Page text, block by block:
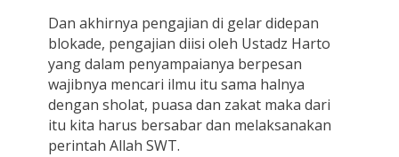
Dan akhirnya pengajian di gelar didepan
blokade, pengajian diisi oleh Ustadz Harto
yang dalam penyampaianya berpesan
wajibnya mencari ilmu itu sama halnya
dengan sholat, puasa dan zakat maka dari
itu kita harus bersabar dan melaksanakan
perintah Allah SWT.